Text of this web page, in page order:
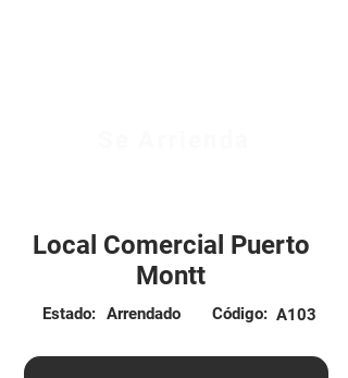
Local Comercial Puerto
Montt
Código: A103
Estado: Arrendado